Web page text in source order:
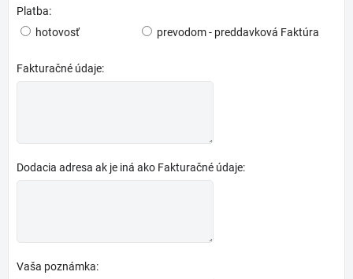
Platba:
hotovosť
prevodom - preddavková Faktúra
Fakturačné údaje:
Dodacia adresa ak je iná ako Fakturačné údaje:
Vaša poznámka: